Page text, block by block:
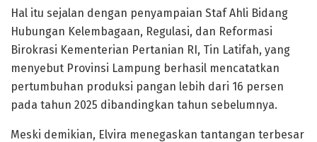
Hal itu sejalan dengan penyampaian Staf Ahli Bidang
Hubungan Kelembagaan, Regulasi, dan Reformasi
Birokrasi Kementerian Pertanian RI, Tin Latifah, yang
menyebut Provinsi Lampung berhasil mencatatkan
pertumbuhan produksi pangan lebih dari 16 persen
pada tahun 2025 dibandingkan tahun sebelumnya.
Meski demikian, Elvira menegaskan tantangan terbesar